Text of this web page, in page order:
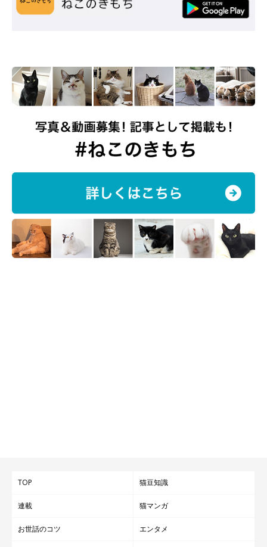
TOP 猫豆知識
連載 猫マンガ
お世話のコツ エンタメ